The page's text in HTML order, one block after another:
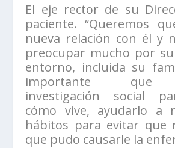
El eje rector de su
paciente. “Queremos
nueva relación con él y
preocupar mucho por
entorno, incluida su
importante que
investigación social
cómo vive, ayudarlo a
hábitos para evitar que
que pudo causarle la